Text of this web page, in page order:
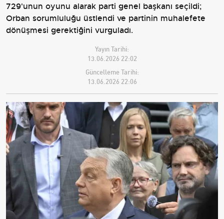
729'unun oyunu alarak parti genel başkanı seçildi;
Orban sorumluluğu üstlendi ve partinin muhalefete
dönüşmesi gerektiğini vurguladı.
Yayın Tarihi:
13.06.2026 22:02
Güncelleme Tarihi:
13.06.2026 22:06